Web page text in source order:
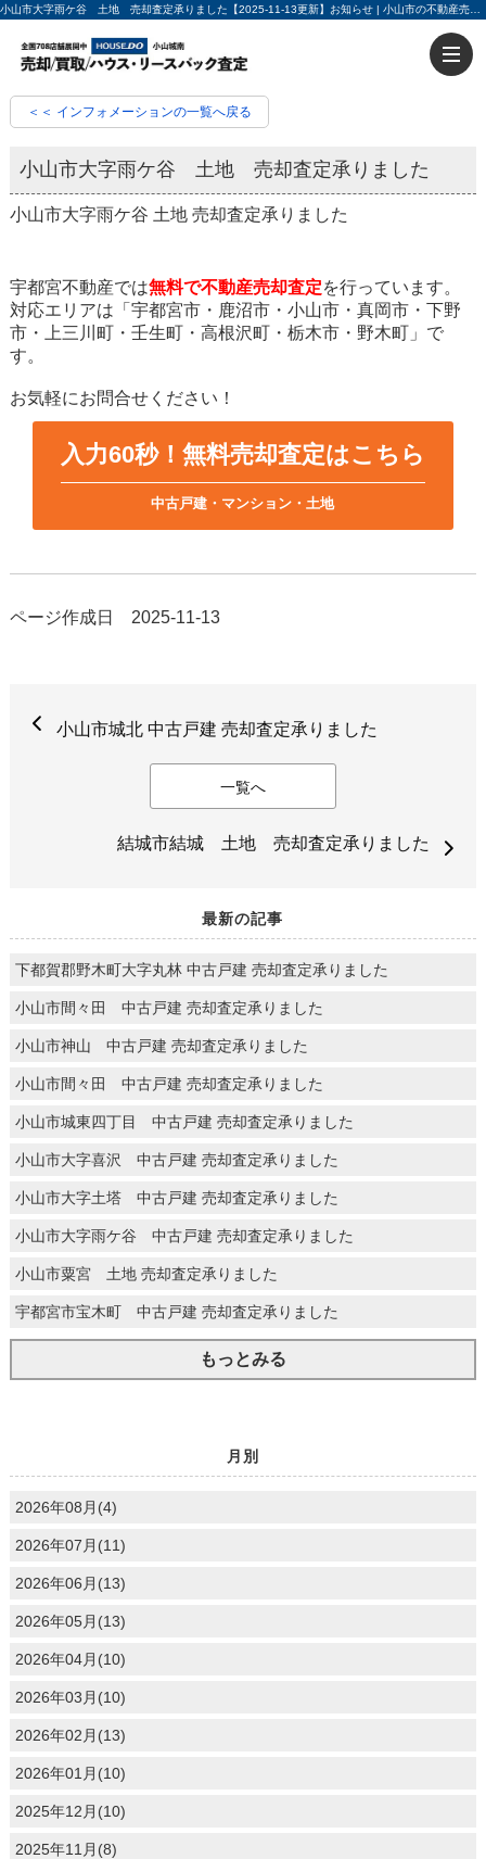
＜＜ インフォメーションの一覧へ戻る
小山市大字雨ケ谷 土地 売却査定承りました
小山市大字雨ケ谷 土地 売却査定承りました
宇都宮不動産では無料で不動産売却査定を行っています。
対応エリアは「宇都宮市・鹿沼市・小山市・真岡市・下野
市・上三川町・壬生町・高根沢町・栃木市・野木町」で
す。
お気軽にお問合せください！
入力60秒！無料売却査定はこちら
中古戸建・マンション・土地
ページ作成日 2025-11-13
小山市城北 中古戸建 売却査定承りました
一覧へ
結城市結城 土地 売却査定承りました
最新の記事
下都賀郡野木町大字丸林 中古戸建 売却査定承りました
小山市間々田 中古戸建 売却査定承りました
小山市神山 中古戸建 売却査定承りました
小山市間々田 中古戸建 売却査定承りました
小山市城東四丁目 中古戸建 売却査定承りました
小山市大字喜沢 中古戸建 売却査定承りました
小山市大字土塔 中古戸建 売却査定承りました
小山市大字雨ケ谷 中古戸建 売却査定承りました
小山市粟宮 土地 売却査定承りました
宇都宮市宝木町 中古戸建 売却査定承りました
もっとみる
月別
2026年08月(4)
2026年07月(11)
2026年06月(13)
2026年05月(13)
2026年04月(10)
2026年03月(10)
2026年02月(13)
2026年01月(10)
2025年12月(10)
2025年11月(8)